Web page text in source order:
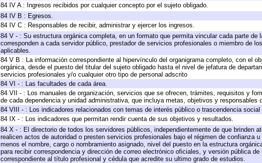
84 IV A : Ingresos recibidos por cualquier concepto por el sujeto obligado.
84 IV B : Egresos.
84 IV C : Responsables de recibir, administrar y ejercer los ingresos.
84 V - : Su estructura orgánica completa, en un formato que permita vincular cada parte
corresponden a cada servidor público, prestador de servicios profesionales o miembro de
aplicables.
84 V B : La información correspondiente al hipervínculo del organigrama completo, con el
orgánica, desde el puesto del titular del sujeto obligado hasta el nivel de jefatura de
servicios profesionales y/o cualquier otro tipo de personal adscrito
84 VI - : Las facultades de cada área.
84 VII - : Los manuales de organización, servicios que se ofrecen, trámites, requisitos y
de cada dependencia y unidad administrativa, que incluya metas, objetivos y responsables
84 VIII - : Los indicadores relacionados con temas de interés público o trascendencia
84 IX - : Los indicadores que permitan rendir cuenta de sus objetivos y resultados.
84 X - : El directorio de todos los servidores públicos, independientemente de que brinden
realicen actos de autoridad o presten servicios profesionales bajo el régimen de confianza
menos el nombre, cargo o nombramiento asignado, nivel del puesto en la estructura
para recibir correspondencia y dirección de correo electrónico oficiales, y versión pública
correspondiente al título profesional y cédula que acredite su ultimo grado de estudios.